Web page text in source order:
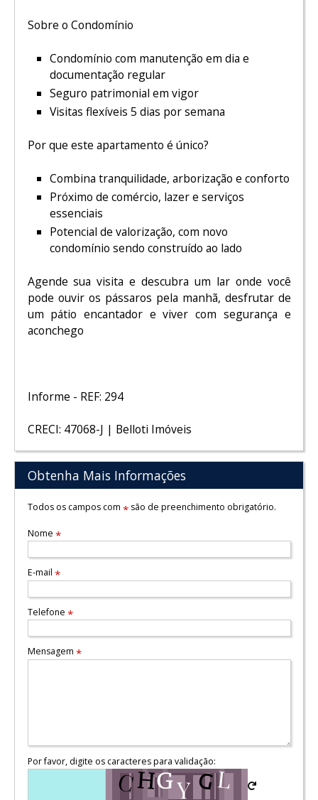
Sobre o Condomínio
Condomínio com manutenção em dia e
documentação regular
Seguro patrimonial em vigor
Visitas flexíveis 5 dias por semana
Por que este apartamento é único?
Combina tranquilidade, arborização e conforto
Próximo de comércio, lazer e serviços
essenciais
Potencial de valorização, com novo
condomínio sendo construído ao lado
Agende sua visita e descubra um lar onde você
pode ouvir os pássaros pela manhã, desfrutar de
um pátio encantador e viver com segurança e
aconchego
Informe - REF: 294
CRECI: 47068-J | Belloti Imóveis
Obtenha Mais Informações
Todos os campos com *são de preenchimento obrigatório.
Nome *
E-mail *
Telefone *
Mensagem *
Por favor, digite os caracteres para validação: